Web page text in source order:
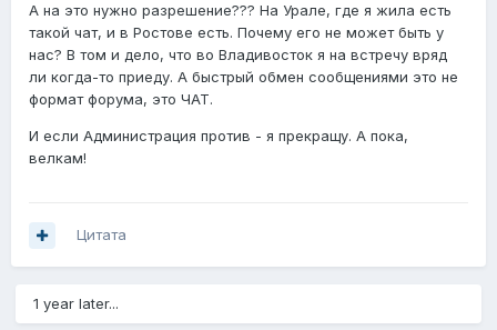
А на это нужно разрешение??? На Урале, где я жила есть
такой чат, и в Ростове есть. Почему его не может быть у
нас? В том и дело, что во Владивосток я на встречу вряд
ли когда-то приеду. А быстрый обмен сообщениями это не
формат форума, это ЧАТ.
И если Администрация против - я прекращу. А пока,
велкам!
Цитата
1 year later...